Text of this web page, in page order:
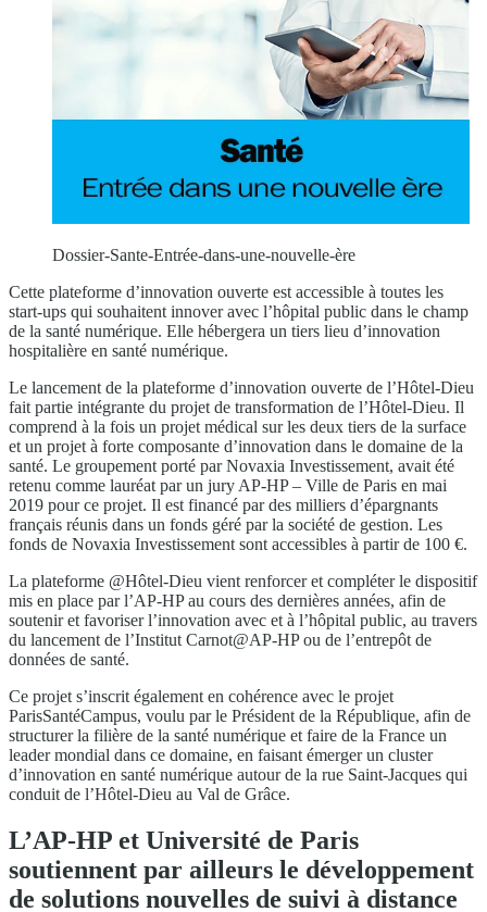
Dossier-Sante-Entrée-dans-une-nouvelle-ère
Cette plateforme d’innovation ouverte est accessible à toutes les
start-ups qui souhaitent innover avec l’hôpital public dans le champ
de la santé numérique. Elle hébergera un tiers lieu d’innovation
hospitalière en santé numérique.
Le lancement de la plateforme d’innovation ouverte de l’Hôtel-Dieu
fait partie intégrante du projet de transformation de l’Hôtel-Dieu. Il
comprend à la fois un projet médical sur les deux tiers de la surface
et un projet à forte composante d’innovation dans le domaine de la
santé. Le groupement porté par Novaxia Investissement, avait été
retenu comme lauréat par un jury AP-HP – Ville de Paris en mai
2019 pour ce projet. Il est financé par des milliers d’épargnants
français réunis dans un fonds géré par la société de gestion. Les
fonds de Novaxia Investissement sont accessibles à partir de 100 €.
La plateforme @Hôtel-Dieu vient renforcer et compléter le dispositif
mis en place par l’AP-HP au cours des dernières années, afin de
soutenir et favoriser l’innovation avec et à l’hôpital public, au travers
du lancement de l’Institut Carnot@AP-HP ou de l’entrepôt de
données de santé.
Ce projet s’inscrit également en cohérence avec le projet
ParisSantéCampus, voulu par le Président de la République, afin de
structurer la filière de la santé numérique et faire de la France un
leader mondial dans ce domaine, en faisant émerger un cluster
d’innovation en santé numérique autour de la rue Saint-Jacques qui
conduit de l’Hôtel-Dieu au Val de Grâce.
L’AP-HP et Université de Paris
soutiennent par ailleurs le développement
de solutions nouvelles de suivi à distance